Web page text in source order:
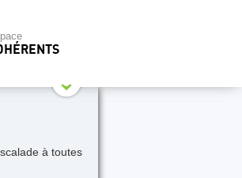
à toutes